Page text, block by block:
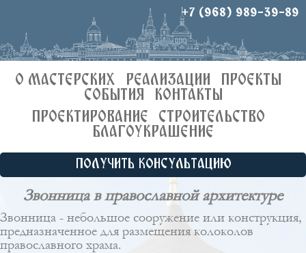
+7 (968) 989-39-89
О МАСТЕРСКИХ РЕАЛИЗАЦИИ
ПРОЕКТЫ
СОБЫТИЯ
КОНТАКТЫ
ПРОЕКТИРОВАНИЕ
СТРОИТЕЛЬСТВО
БЛАГОУКРАШЕНИЕ
ПОЛУЧИТЬ КОНСУЛЬТАЦИЮ
Звонница в православной архитектуре
Звонница - небольшое сооружение или конструкция,
предназначенное для размещения колоколов
православного храма.